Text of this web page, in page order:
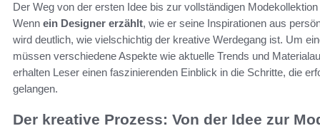
Der Weg von der ersten Idee bis zur vollständigen
Wenn ein Designer erzählt, wie er seine Inspirationen aus
wird deutlich, wie vielschichtig der kreative Werdegang ist. Um
müssen verschiedene Aspekte wie aktuelle Trends und
erhalten Leser einen faszinierenden Einblick in die Schritte, die
gelangen.
Der kreative Prozess: Von der Idee zur